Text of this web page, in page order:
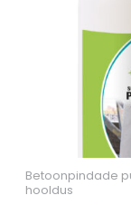
Betoonpindade
hooldus